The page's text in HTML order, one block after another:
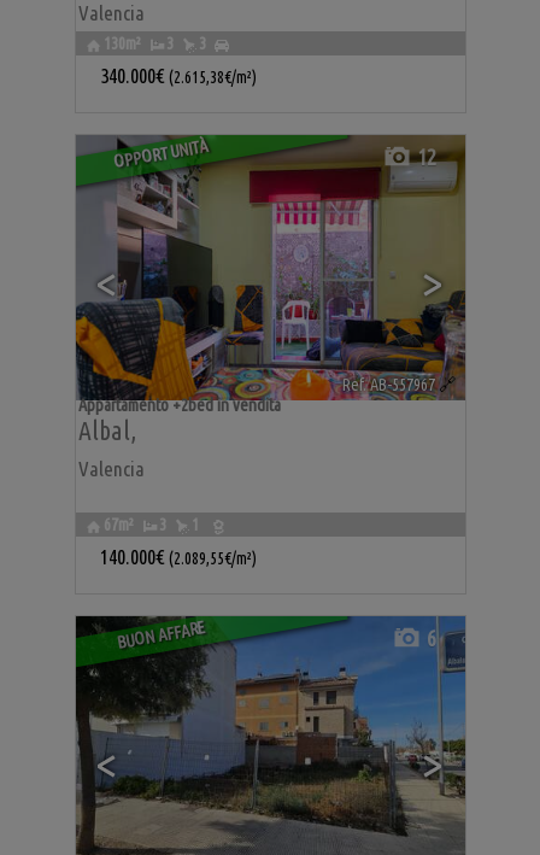
Valencia
130m² 3 3
340.000€ (2.615,38€/m²)
OPPORTUNITÀ
< >
12
Ref. AB-557967 🔗
Albal,
Valencia
Appartamento +2bed in vendita
67m² 3 1
140.000€ (2.089,55€/m²)
BUON AFFARE
< >
6